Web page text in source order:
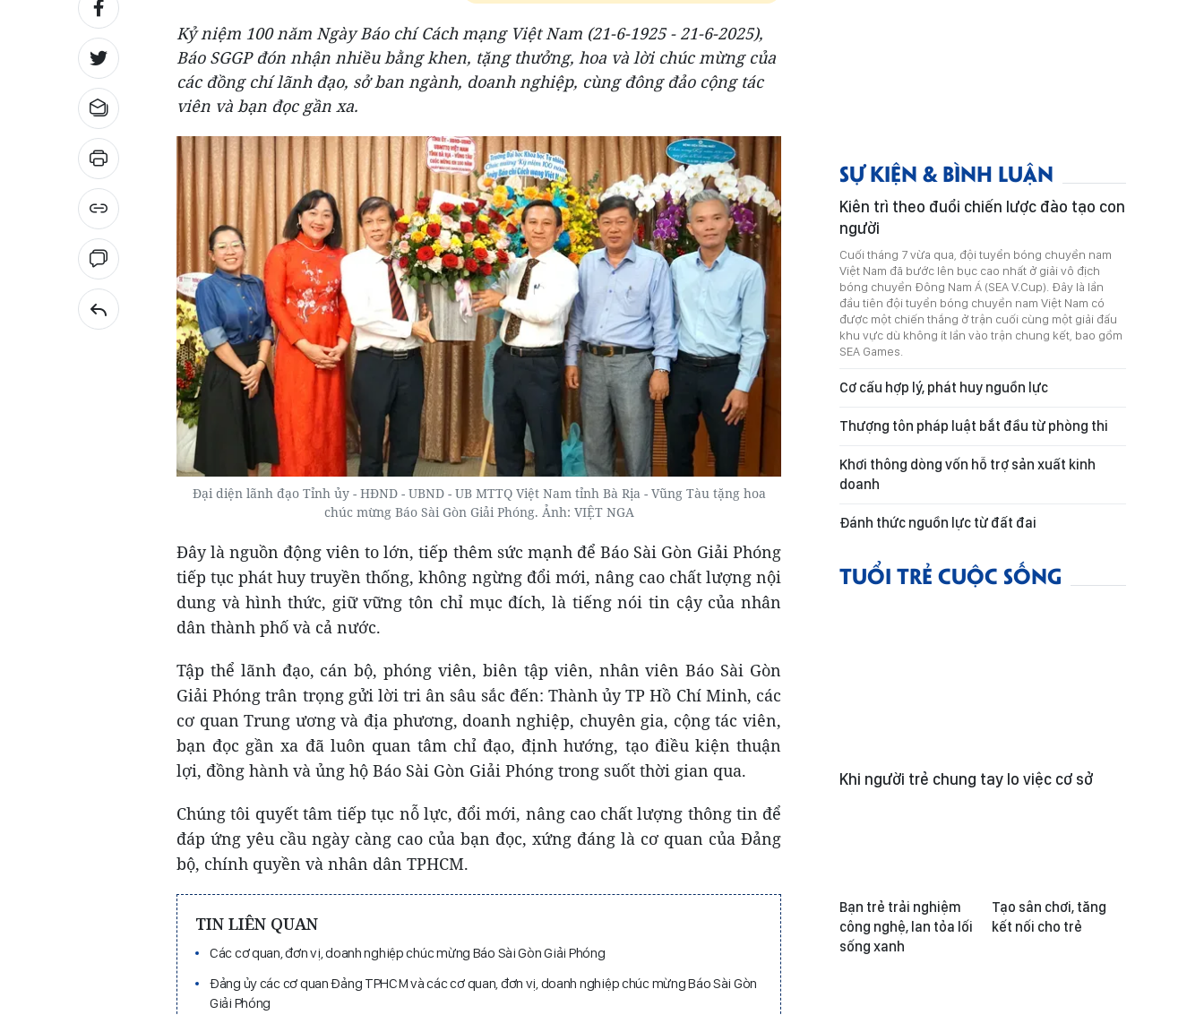
Kỷ niệm 100 năm Ngày Báo chí Cách mạng Việt Nam (21-6-1925 - 21-6-2025),
Báo SGGP đón nhận nhiều bằng khen, tặng thưởng, hoa và lời chúc mừng của
các đồng chí lãnh đạo, sở ban ngành, doanh nghiệp, cùng đông đảo cộng tác
viên và bạn đọc gần xa.
Đại diện lãnh đạo Tỉnh ủy - HĐND - UBND - UB MTTQ Việt Nam tỉnh Bà Rịa - Vũng Tàu tặng hoa
chúc mừng Báo Sài Gòn Giải Phóng. Ảnh: VIỆT NGA
Đây là nguồn động viên to lớn, tiếp thêm sức mạnh để Báo Sài Gòn Giải Phóng
tiếp tục phát huy truyền thống, không ngừng đổi mới, nâng cao chất lượng nội
dung và hình thức, giữ vững tôn chỉ mục đích, là tiếng nói tin cậy của nhân
dân thành phố và cả nước.
Tập thể lãnh đạo, cán bộ, phóng viên, biên tập viên, nhân viên Báo Sài Gòn
Giải Phóng trân trọng gửi lời tri ân sâu sắc đến: Thành ủy TP Hồ Chí Minh, các
cơ quan Trung ương và địa phương, doanh nghiệp, chuyên gia, cộng tác viên,
bạn đọc gần xa đã luôn quan tâm chỉ đạo, định hướng, tạo điều kiện thuận
lợi, đồng hành và ủng hộ Báo Sài Gòn Giải Phóng trong suốt thời gian qua.
Chúng tôi quyết tâm tiếp tục nỗ lực, đổi mới, nâng cao chất lượng thông tin để
đáp ứng yêu cầu ngày càng cao của bạn đọc, xứng đáng là cơ quan của Đảng
bộ, chính quyền và nhân dân TPHCM.
TIN LIÊN QUAN
Các cơ quan, đơn vị, doanh nghiệp chúc mừng Báo Sài Gòn Giải Phóng
Đảng ủy các cơ quan Đảng TPHCM và các cơ quan, đơn vị, doanh nghiệp chúc mừng Báo Sài Gòn
Giải Phóng
SỰ KIỆN & BÌNH LUẬN
Kiên trì theo đuổi chiến lược đào tạo con
người
Cuối tháng 7 vừa qua, đội tuyển bóng chuyền nam
Việt Nam đã bước lên bục cao nhất ở giải vô địch
bóng chuyền Đông Nam Á (SEA V.Cup). Đây là lần
đầu tiên đội tuyển bóng chuyền nam Việt Nam có
được một chiến thắng ở trận cuối cùng một giải đấu
khu vực dù không ít lần vào trận chung kết, bao gồm
SEA Games.
Cơ cấu hợp lý, phát huy nguồn lực
Thượng tôn pháp luật bắt đầu từ phòng thi
Khơi thông dòng vốn hỗ trợ sản xuất kinh
doanh
Đánh thức nguồn lực từ đất đai
TUỔI TRẺ CUỘC SỐNG
Khi người trẻ chung tay lo việc cơ sở
Bạn trẻ trải nghiệm
công nghệ, lan tỏa lối
sống xanh
Tạo sân chơi, tăng
kết nối cho trẻ